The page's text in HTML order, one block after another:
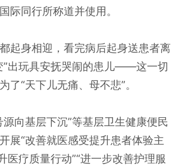
际同行所称道并使用。
身相迎，看完病后起身送患者离
”出玩具安抚哭闹的患儿——这一切
了“天下儿无痛、母不悲”。
向基层下沉”等基层卫生健康便民
展“改善就医感受提升患者体验主
医疗质量行动”“进一步改善护理服